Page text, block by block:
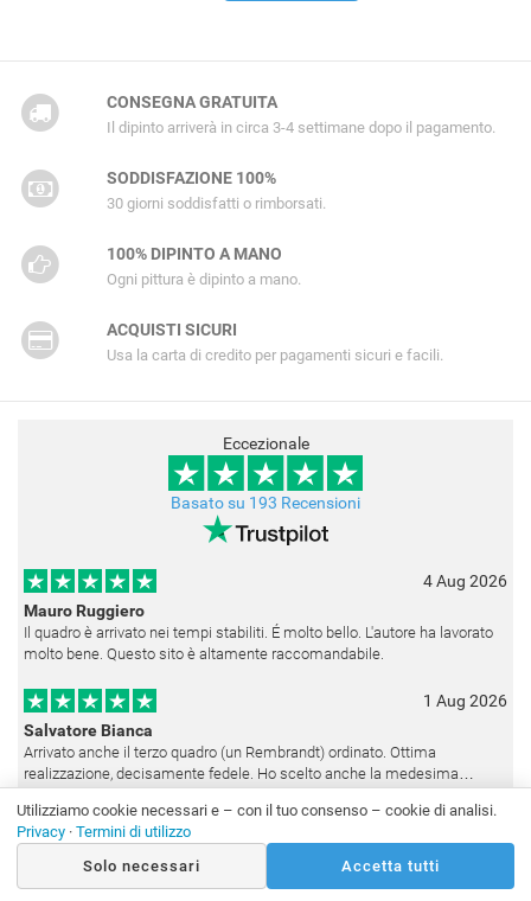
CONSEGNA GRATUITA
Il dipinto arriverà in circa 3-4 settimane dopo il pagamento.
SODDISFAZIONE 100%
30 giorni soddisfatti o rimborsati.
100% DIPINTO A MANO
Ogni pittura è dipinto a mano.
ACQUISTI SICURI
Usa la carta di credito per pagamenti sicuri e facili.
Eccezionale
Basato su 193 Recensioni
4 Aug 2026
Mauro Ruggiero
Il quadro è arrivato nei tempi stabiliti. É molto bello. L'autore ha lavorato
molto bene. Questo sito è altamente raccomandabile.
1 Aug 2026
Salvatore Bianca
Arrivato anche il terzo quadro (un Rembrandt) ordinato. Ottima
realizzazione, decisamente fedele. Ho scelto anche la medesima
appesi
31 Jul 2026
Vinc
In realtà sono 4.5 e non 5 per la non perfetta rispondenza nei minimi
dettagli del dipinto. Sito affidabile e fanno tutto ciò che dicono. Il dipinto,
Utilizziamo cookie necessari e – con il tuo consenso – cookie di analisi.
Privacy · Termini di utilizzo
Solo necessari
Accetta tutti